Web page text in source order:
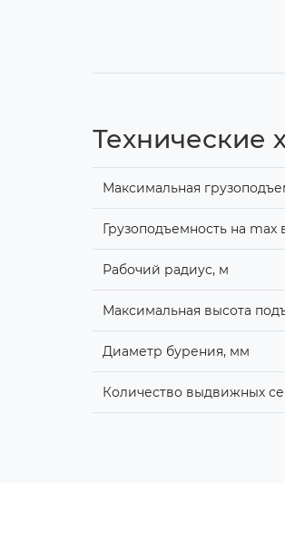
Технические
Максимальная
Грузоподъемность на max
Рабочий радиус, м
Максимальная высота
Диаметр бурения, мм
Количество выдвижных